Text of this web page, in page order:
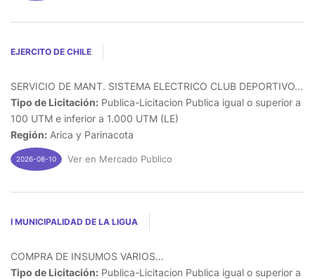
EJERCITO DE CHILE
SERVICIO DE MANT. SISTEMA ELECTRICO CLUB DEPORTIVO...
Tipo de Licitación: Publica-Licitacion Publica igual o superior a
100 UTM e inferior a 1.000 UTM (LE)
Región: Arica y Parinacota
2026-08-10 Ver en Mercado Publico
I MUNICIPALIDAD DE LA LIGUA
COMPRA DE INSUMOS VARIOS...
Tipo de Licitación: Publica-Licitacion Publica igual o superior a